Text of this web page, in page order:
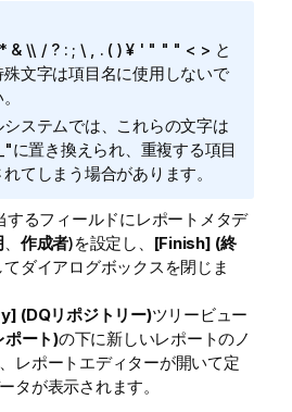
& \\ / ? : ; \ , . ( ) ¥ ' " " " < > と
殊文字は項目名に使用しないで
システムでは、これらの文字は
に置き換えられ、重複する項目
てしまう場合があります。
するフィールドにレポートメタデ
、 作成者)を設定し、 [Finish] (終
ダイアログボックスを閉じま
(DQリポジトリー)ツリービュー
ート)の下に新しいレポートのノ
レポートエディターが開いて定
タが表示されます。